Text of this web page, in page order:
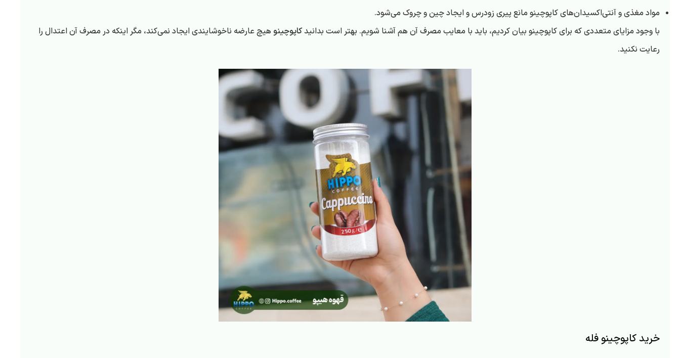
مواد مغذی و آنتی‌اکسیدان‌های کاپوچینو مانع پیری زودرس و ایجاد چین و چروک می‌شود.
با وجود مزایای متعددی که برای کاپوچینو بیان کردیم، باید با معایب مصرف آن هم آشنا شویم. بهتر است بدانیدکاپوچینو هیچ عارضه ناخوشایندی ایجاد نمی‌کند، مگر اینکه در مصرف آن اعتدال را
رعایت نکنید.
خرید کاپوچینو فله